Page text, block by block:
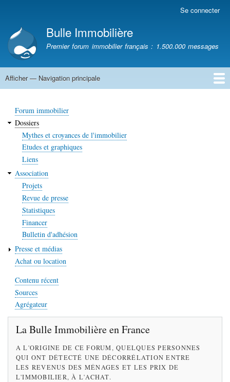
contenu
principal
compte
de
l'utilisateur
Se connecter
Bulle Immobilière
Premier forum immobilier français : 1.500.000 messages
Navigation
Afficher — Navigation principale
Forum immobilier
Dossiers
Mythes et croyances de l'immobilier
Etudes et graphiques
Liens
Association
Projets
Revue de presse
Statistiques
Financer
Bulletin d'adhésion
Presse et médias
Achat ou location
Contenu récent
Sources
Agrégateur
La Bulle Immobilière en France
A L'ORIGINE DE CE FORUM, QUELQUES PERSONNES
QUI ONT DÉTECTÉ UNE DÉCORRÉLATION ENTRE
LES REVENUS DES MÉNAGES ET LES PRIX DE
L'IMMOBILIER, À L'ACHAT.